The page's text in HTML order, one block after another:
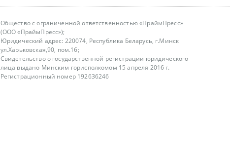
Общество с ограниченной ответственностью «ПраймПресс»
(ООО «ПраймПресс»);
Юридический адрес: 220074, Республика Беларусь, г.Минск
ул.Харьковская,90, пом.16;
Свидетельство о государственной регистрации юридического
лица выдано Минским горисполкомом 15 апреля 2016 г.
Регистрационный номер 192636246